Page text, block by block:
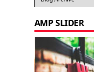
AMP SLIDER